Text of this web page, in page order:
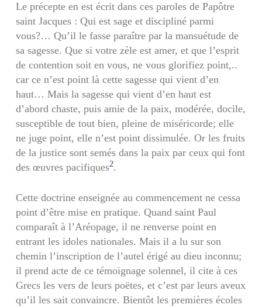
Le précepte en est écrit dans ces paroles de Papôtre
saint Jacques : Qui est sage et discipliné parmi
vous?… Qu’il le fasse paraître par la mansué­tude de
sa sagesse. Que si votre zèle est amer, et que l’esprit
de contention soit en vous, ne vous glorifiez point,..
car ce n’est point là cette sagesse qui vient d’en
haut… Mais la sagesse qui vient d’en haut est
d’abord chaste, puis amie de la paix, modérée, docile,
susceptible de tout bien, pleine de misé­ricorde; elle
ne juge point, elle n’est point dissi­mulée. Or les fruits
de la justice sont semés dans la paix par ceux qui font
des œuvres pacifiques2.
Cette doctrine enseignée au commencement ne cessa
point d’être mise en pratique. Quand saint Paul
comparaît à l’Aréopage, il ne renverse point en
entrant les idoles nationales. Mais il a lu sur son
chemin l’inscription de l’autel érigé au dieu in­connu;
il prend acte de ce témoignage solennel, il cite à ces
Grecs les vers de leurs poëtes, et c’est par leurs aveux
qu’il les sait convaincre. Bientôt les premières écoles